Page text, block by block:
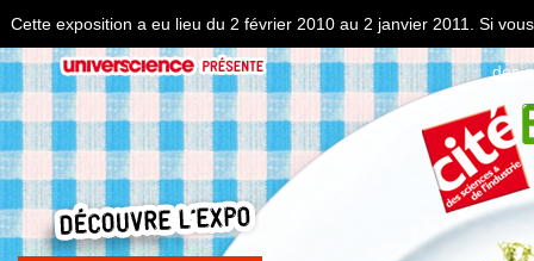
Cette exposition a eu lieu du 2 février 2010 au 2 janvier 2011. Si
des